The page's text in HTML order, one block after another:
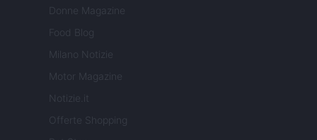
Donne Magazine
Food Blog
Milano Notizie
Motor Magazine
Notizie.it
Offerte Shopping